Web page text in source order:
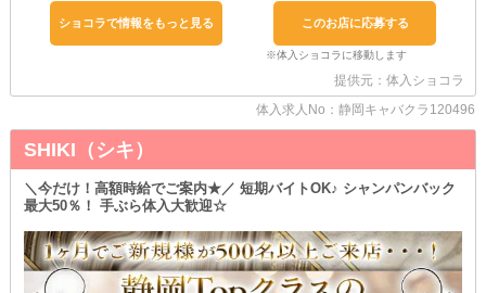
あなたが思い描く理想のワークスタイルを叶えちゃいましょう◎
◆飲めなくても大丈夫◆
「実はあまりお酒が得意じゃなくて…」
当店では《ノンアル勤務》でもOK♪
無理に飲酒する必要はないため、自分の体調や体質を優先しながら
働けます◎
もし、お客様から勧められて断りづらければ、スタッフがすぐにフ
ォローするので、ご心配なく！
◆体験入店は複数回可能◆
通じてチェックしましょう♪
少しでも興味があれば、ぜひご連絡ください◎
ショコラで情報をもっと見る このお店に応募する
提供元：体入ショコラ
体入求人No：静岡キャバクラ120496
SHIKI（シキ）
＼今だけ！高額時給でご案内★／ 短期バイトOK♪ シャンパンバック
最大50％！ 手ぶら体入大歓迎☆